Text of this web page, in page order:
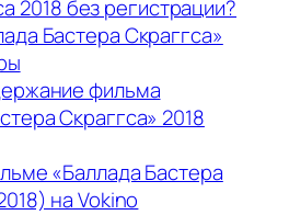
2018 без регистрации?
Бастера Скраггса»
фильма
Скраггса» 2018
«Баллада Бастера
на Vokino